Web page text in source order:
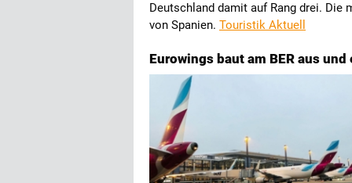
Deutschland damit auf Rang drei. Die
von Spanien. Touristik Aktuell
Eurowings baut am BER aus